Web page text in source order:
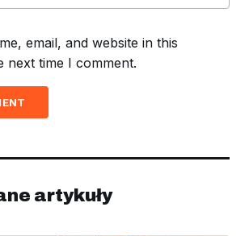
email, and website in this
next time I comment.
artykuły